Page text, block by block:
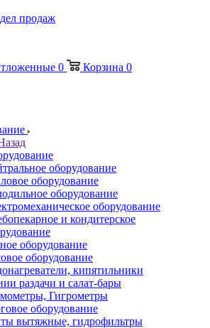
продаж
0 Корзина 0
оборудование
оборудование
оборудование
оборудование
и кондитерское
оборудование
оборудование
кипятильники
раздачи и салат-бары
Гигрометры
оборудование
вытяжные, гидрофильтры